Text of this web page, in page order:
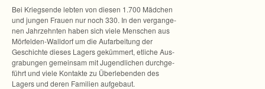
Bei Kriegs­ende leb­ten von die­sen 1.700 Mäd­chen
und jun­gen Frauen nur noch 330. In den ver­gan­ge­
nen Jahr­zehn­ten haben sich viele Men­schen aus
Mörfelden-Walldorf um die Auf­ar­bei­tung der
Geschichte die­ses Lagers geküm­mert, etli­che Aus­
gra­bun­gen gemein­sam mit Jugend­li­chen durch­ge­
führt und viele Kon­takte zu Über­le­ben­den des
Lagers und deren Fami­lien aufgebaut.